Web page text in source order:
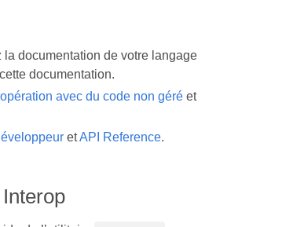
documentation de votre langage
documentation.
avec du code non géréet
etAPI Reference.